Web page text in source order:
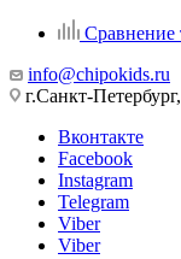
Сравнение
info@chipokids.ru
г.Санкт-
Вконтакте
Facebook
Instagram
Telegram
Viber
Viber